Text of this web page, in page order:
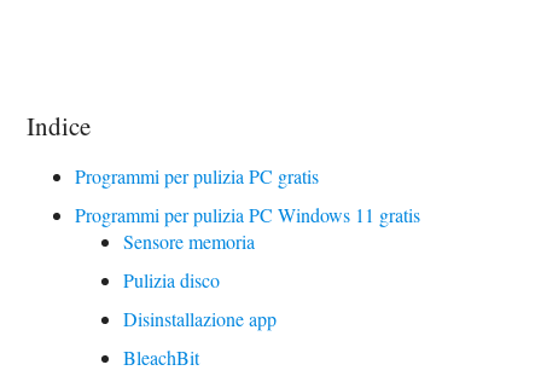
Indice
Programmi per pulizia PC gratis
Programmi per pulizia PC Windows 11 gratis
Sensore memoria
Pulizia disco
Disinstallazione app
BleachBit